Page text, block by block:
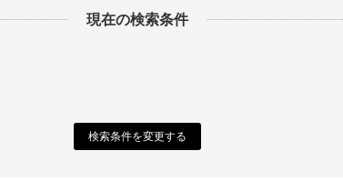
現在の検索条件
検索条件を変更する